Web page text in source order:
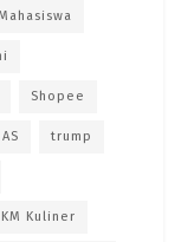
Shopee
trump
Kuliner